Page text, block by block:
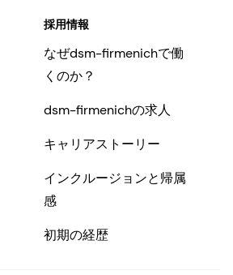
採用情報
なぜdsm-firmenichで働
くのか？
dsm-firmenichの求人
キャリアストーリー
インクルージョンと帰属
感
初期の経歴